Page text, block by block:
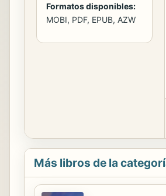
Formatos disponibles:
MOBI, PDF, EPUB, AZW
Más libros de la